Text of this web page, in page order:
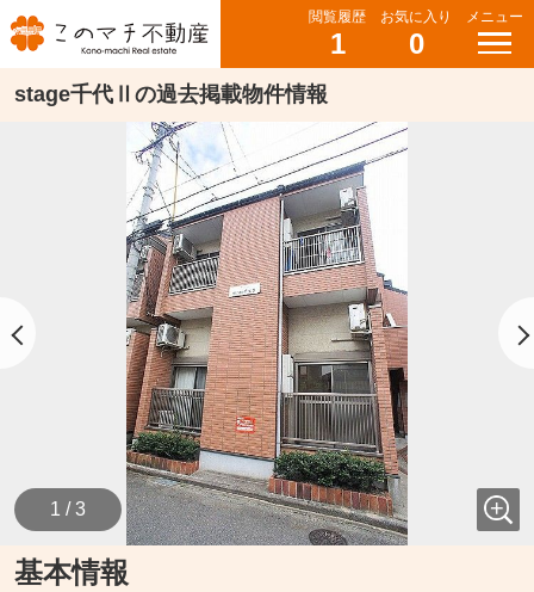
閲覧履歴
1
お気に入り
0
メニュー
stage千代Ⅱの過去掲載物件情報
1 / 3
基本情報